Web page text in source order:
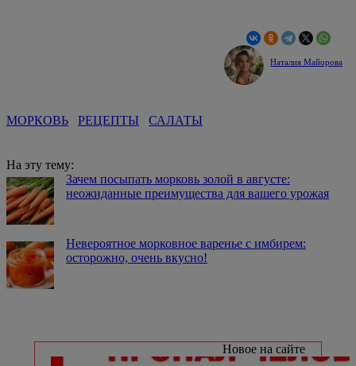
Наталия Майорова
МОРКОВЬ РЕЦЕПТЫ САЛАТЫ
На эту тему:
Зачем посыпать морковь золой в августе:
неожиданные преимущества для вашего урожая
Невероятное морковное варенье с имбирем:
осторожно, очень вкусно!
Новое на сайте